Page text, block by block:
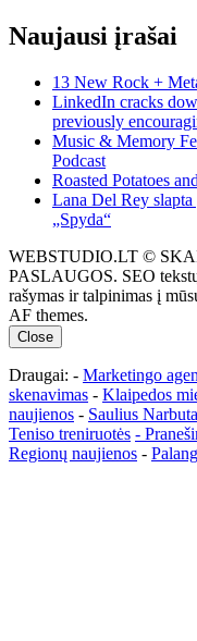
Naujausi įrašai
13 New Rock +
LinkedIn cracks
previously
Music & Memory
Podcast
Roasted Potatoes
Lana Del Rey
„Spyda“
WEBSTUDIO.LT ©
PASLAUGOS. SEO
rašymas ir talpinimas į
AF themes.
Close
Draugai: - Marketingo
skenavimas - Klaipedos
naujienos - Saulius
Teniso treniruotės -
Regionų naujienos -